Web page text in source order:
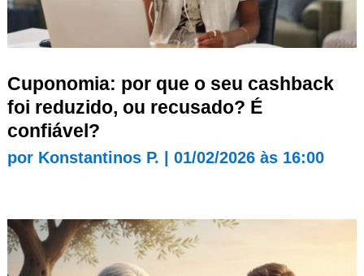
Cuponomia: por que o seu cashback
foi reduzido, ou recusado? É
confiável?
por Konstantinos P. 01/02/2026 às 16:00